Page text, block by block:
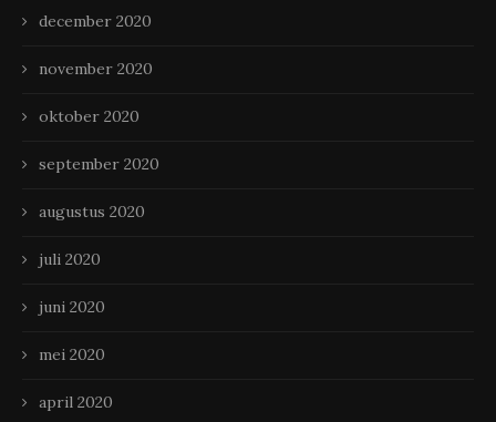
december 2020
november 2020
oktober 2020
september 2020
augustus 2020
juli 2020
juni 2020
mei 2020
april 2020